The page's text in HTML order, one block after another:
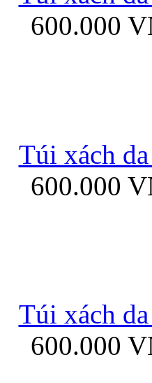
Bao da iPhone 5
600.000
Túi xách
600.000
Túi xách
600.000